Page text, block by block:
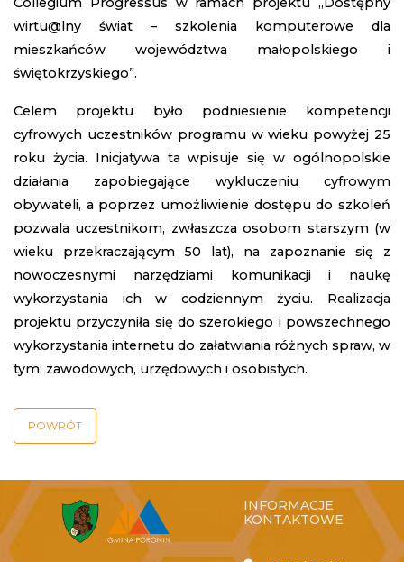
wirtu@lny świat – szkolenia komputerowe dla
mieszkańców województwa małopolskiego i
świętokrzyskiego”.
Celem projektu było podniesienie kompetencji
cyfrowych uczestników programu w wieku powyżej 25
roku życia. Inicjatywa ta wpisuje się w ogólnopolskie
działania zapobiegające wykluczeniu cyfrowym
obywateli, a poprzez umożliwienie dostępu do szkoleń
pozwala uczestnikom, zwłaszcza osobom starszym (w
wieku przekraczającym 50 lat), na zapoznanie się z
nowoczesnymi narzędziami komunikacji i naukę
wykorzystania ich w codziennym życiu. Realizacja
projektu przyczyniła się do szerokiego i powszechnego
wykorzystania internetu do załatwiania różnych spraw, w
tym: zawodowych, urzędowych i osobistych.
POWRÓT
INFORMACJE
KONTAKTOWE